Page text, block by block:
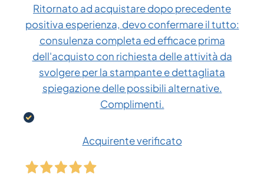
Ritornato ad acquistare dopo precedente
positiva esperienza, devo confermare il tutto:
consulenza completa ed efficace prima
dell'acquisto con richiesta delle attività da
svolgere per la stampante e dettagliata
spiegazione delle possibili alternative.
Complimenti.
Acquirente verificato